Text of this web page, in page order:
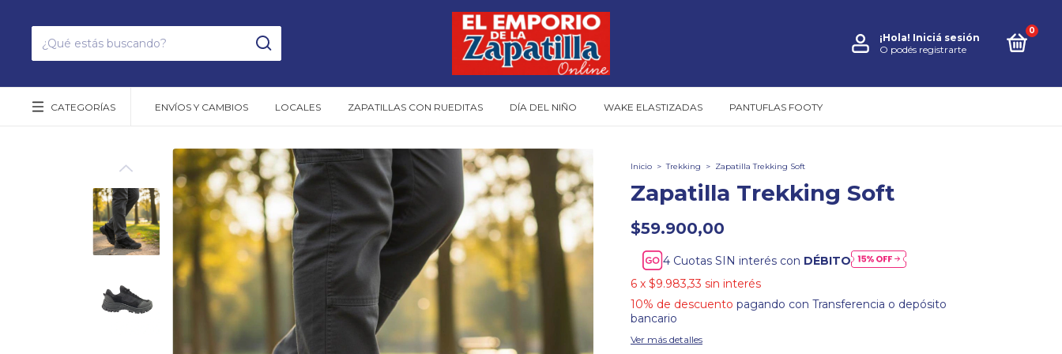
¡Hola! Iniciá sesión
O podés registrarte
0
CATEGORÍAS ENVÍOS Y CAMBIOS LOCALES ZAPATILLAS CON RUEDITAS DÍA DEL NIÑO WAKE ELASTIZADAS PANTUFLAS FOOTY
Inicio > Trekking > Zapatilla Trekking Soft
Zapatilla Trekking Soft
$59.900,00
Cuotas SIN interés con DÉBITO
6 x $9.983,33 sin interés
10% de descuento pagando con Transferencia o depósito
bancario
Ver más detalles